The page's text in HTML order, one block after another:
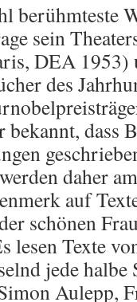
berühmteste
sein
DEA
des
bekannt, dass
daher
auf
schönen
lesen Texte
jede
Aulepp,